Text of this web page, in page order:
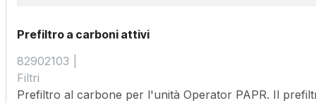
Prefiltro a carboni attivi
82902103
Filtri
Prefiltro al carbone per l'unità Operator PAPR. Il